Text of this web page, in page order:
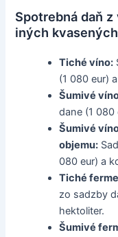
Spotrebná daň
iných
Tiché víno:
(1 080 eur)
Šumivé
dane (1 080
Šumivé
objemu:
080 eur) a
Tiché
zo sadzby
hektoliter.
Šumivé